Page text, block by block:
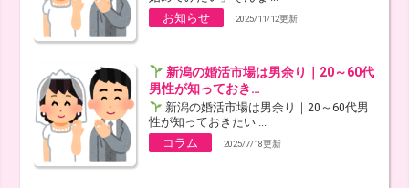
お知らせ
2025/11/12更新
新潟の婚活市場は男余り｜20～60代
男性が知っておき…
新潟の婚活市場は男余り｜20～60代男
性が知っておきたい ...
コラム
2025/7/18更新